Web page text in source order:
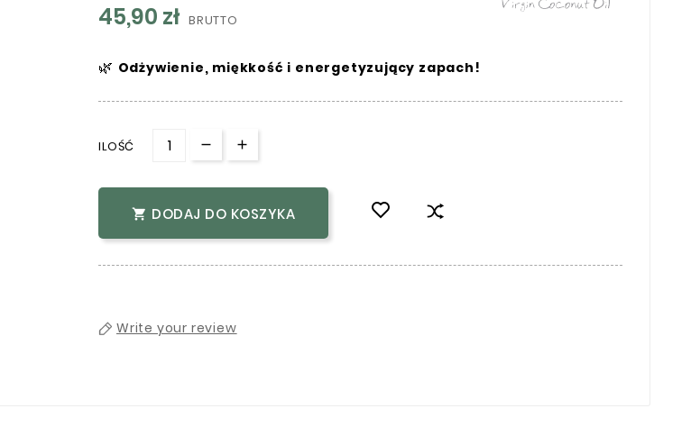
45,90 zł BRUTTO
🌿 Odżywienie, miękkość i energetyzujący zapach!
ILOŚĆ
 DODAJ DO KOSZYKA
Write your review